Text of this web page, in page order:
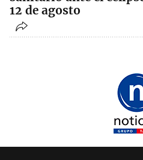
12 de agosto